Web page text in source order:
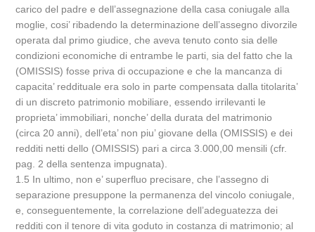
carico del padre e dell’assegnazione della casa coniugale alla
moglie, cosi’ ribadendo la determinazione dell’assegno divorzile
operata dal primo giudice, che aveva tenuto conto sia delle
condizioni economiche di entrambe le parti, sia del fatto che la
(OMISSIS) fosse priva di occupazione e che la mancanza di
capacita’ reddituale era solo in parte compensata dalla titolarita’
di un discreto patrimonio mobiliare, essendo irrilevanti le
proprieta’ immobiliari, nonche’ della durata del matrimonio
(circa 20 anni), dell’eta’ non piu’ giovane della (OMISSIS) e dei
redditi netti dello (OMISSIS) pari a circa 3.000,00 mensili (cfr.
pag. 2 della sentenza impugnata).
1.5 In ultimo, non e’ superfluo precisare, che l’assegno di
separazione presuppone la permanenza del vincolo coniugale,
e, conseguentemente, la correlazione dell’adeguatezza dei
redditi con il tenore di vita goduto in costanza di matrimonio; al